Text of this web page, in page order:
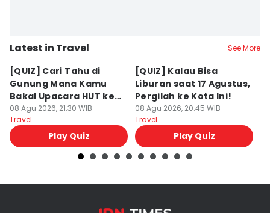
Latest in Travel See More
[QUIZ] Cari Tahu di
Gunung Mana Kamu
Bakal Upacara HUT ke-
81 RI!
08 Agu 2026, 21:30 WIB
Travel
Play Quiz
[QUIZ] Kalau Bisa
Liburan saat 17 Agustus,
Pergilah ke Kota Ini!
08 Agu 2026, 20:45 WIB
Travel
Play Quiz